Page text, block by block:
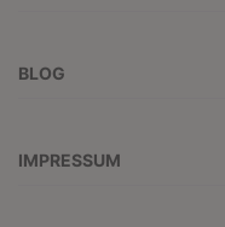
BLOG
IMPRESSUM